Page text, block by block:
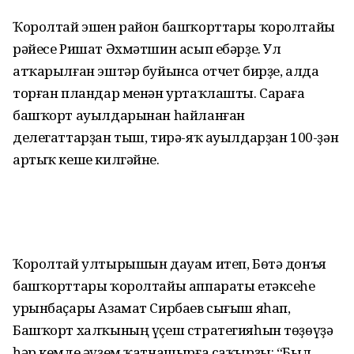
Ҡоролтай эшен район башҡорттары ҡо­ролтайы
рәйесе Ришат Әхмәтшин асып ебәрҙе. Ул
атҡарылған эштәр буйынса отчет бирҙе, алда
торған пландар менән уртаҡлашты. Сараға
башҡорт ауылдарынан һайланған
делегаттарҙан тыш, тирә-яҡ ауылдарҙан 100-ҙән
артыҡ кеше килгәйне.
Ҡоролтай ултырышын дауам итеп, Бөтә донъя
башҡорттары ҡоролтайы аппараты етәксеһе
урынбаҫары Азамат Сирбаев сығыш яһап,
Башҡорт халҡының үҫеш стратегияһын төҙөүҙә